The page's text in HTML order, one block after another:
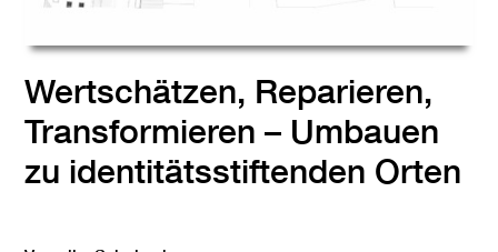
Wertschätzen, Reparieren,
Transformieren – Umbauen
zu identitätsstiftenden Orten